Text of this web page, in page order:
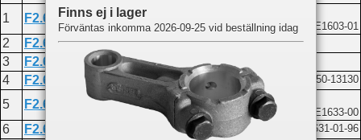
1
F2.6-04020002 Piston ring assembly
Kompatibel med Yamaha 69M-E1603-01
2 F2.6-04020003 PISTON RING 2
3
F2.6-04020004 COMBINED OIL RING
4
F2.6-04020006 Circlip Kompatibel med Yamaha 93450-13130
5 F2.6-04020005 Piston pin
Kompatibel med Yamaha 69M-E1633-00
6 F2.6-04020001 Kompatibel med Yamaha 69M-E1631-01-96
Finns ej i lager
Förväntas inkomma 2026-09-25 vid beställning idag